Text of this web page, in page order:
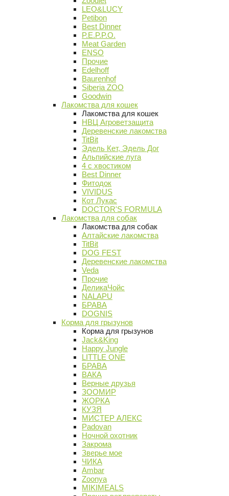
LEO&LUCY
Petibon
Best Dinner
P.E.P.P.O.
Meat Garden
ENSO
Прочие
Edelhoff
Baurenhof
Siberia ZOO
Goodwin
Лакомства для кошек
Лакомства для кошек
НВЦ Агроветзащита
Деревенские лакомства
TitBit
Эдель Кет, Эдель Дог
Альпийские луга
4 с хвостиком
Best Dinner
Фитодок
VIVIDUS
Кот Лукас
DOCTOR'S FORMULA
Лакомства для собак
Лакомства для собак
Алтайские лакомства
TitBit
DOG FEST
Деревенские лакомства
Veda
Прочие
ДеликаЧойс
NALAPU
БРАВА
DOGNIS
Корма для грызунов
Корма для грызунов
Jack&King
Happy Jungle
LITTLE ONE
БРАВА
ВАКА
Верные друзья
ЗООМИР
ЖОРКА
КУЗЯ
МИСТЕР АЛЕКС
Padovan
Ночной охотник
Закрома
Зверье мое
ЧИКА
Ambar
Zoonya
MIKIMEALS